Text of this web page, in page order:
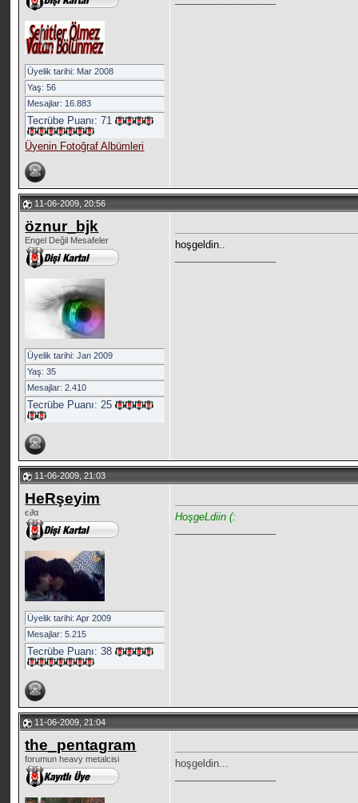
Üyelik tarihi: Mar 2008
Yaş: 56
Mesajlar: 16.883
Tecrübe Puanı:71
Üyenin Fotoğraf Albümleri
11-06-2009, 20:56
öznur_bjk
Engel Değil Mesafeler
Üyelik tarihi: Jan 2009
Yaş: 35
Mesajlar: 2.410
Tecrübe Puanı:25
hoşgeldin..
11-06-2009, 21:03
HeRşeyim
є∂α
Üyelik tarihi: Apr 2009
Mesajlar: 5.215
Tecrübe Puanı:38
HoşgeLdiin (:
11-06-2009, 21:04
the_pentagram
forumun heavy metalcisi
hoşgeldin...